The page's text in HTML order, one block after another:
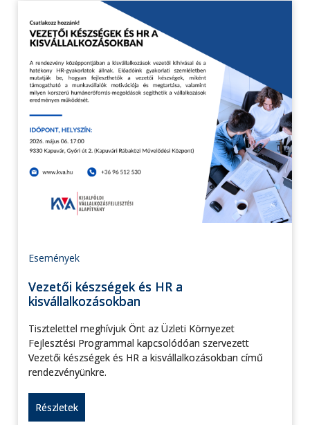
Események
Vezetői készségek és HR a
kisvállalkozásokban
Tisztelettel meghívjuk Önt az Üzleti Környezet
Fejlesztési Programmal kapcsolódóan szervezett
Vezetői készségek és HR a kisvállalkozásokban című
rendezvényünkre.
Részletek